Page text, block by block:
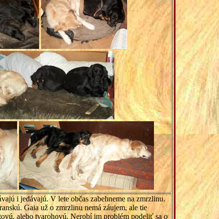
i jedávajú. V lete občas zabehneme na zmrzlinu.
Gaia už o zmrzlinu nemá záujem, ale tie
alebo tvarohovú. Nerobí im problém podeliť sa o